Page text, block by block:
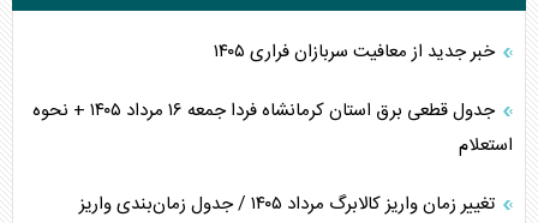
خبر جدید از معافیت سربازان فراری ۱۴۰۵
جدول قطعی برق استان کرمانشاه فردا جمعه ۱۶ مرداد ۱۴۰۵ + نحوه
استعلام
تغییر زمان واریز کالابرگ مرداد ۱۴۰۵ / جدول زمان‌بندی واریز